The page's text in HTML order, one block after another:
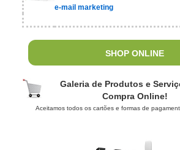
e-mail marketing
SHOP ONLINE
Galeria de Produtos e
Compra Online!
Aceitamos todos os cartões e formas de